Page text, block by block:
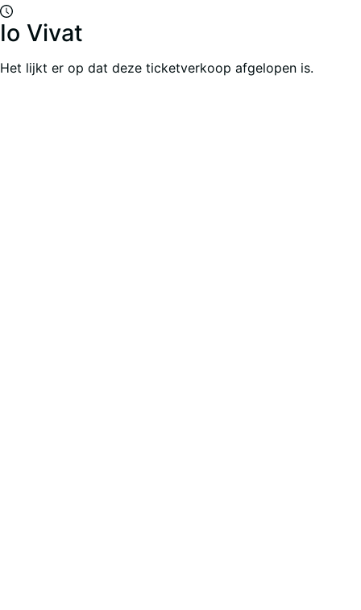
Io Vivat
Het lijkt er op dat deze ticketverkoop afgelopen is.